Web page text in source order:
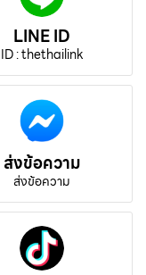
LINE ID
ID : thethailink
ส่งข้อความ
ส่งข้อความ